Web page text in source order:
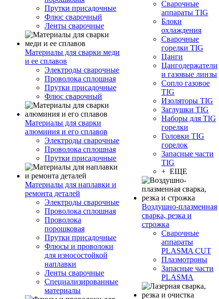
Прутки присадочные
Флюс сварочный
Ленты сварочные
Материалы для сварки меди
и ее сплавов
Электроды сварочные
Проволока сплошная
Прутки присадочные
Флюс сварочный
Материалы для сварки
алюминия и его сплавов
Электроды сварочные
Проволока сплошная
Прутки присадочные
Материалы для наплавки и
ремонта деталей
Электроды сварочные
Проволока сплошная
Проволока
порошковая
Прутки присадочные
Флюсы и проволоки
для износостойкой
наплавки
Ленты сварочные
Специализированные
материалы
Сварочные
аппараты TIG
Блоки
охлаждения
Сварочные
горелки TIG
Цанги
Цангодержатели
и газовые линзы
Сопло газовое
TIG
Изоляторы TIG
Заглушки TIG
Наборы для TIG
горелки
Головки TIG
горелок
Запасные части
TIG
+ ЕЩЕ
Воздушно-плазменная
сварка, резка и
строжка
Сварочные
аппараты
PLASMA CUT
Плазмотроны
Запасные части
PLASMA